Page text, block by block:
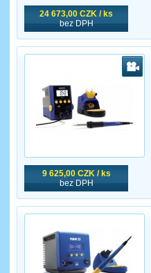
24 673,00 CZK / ks
bez DPH
9 625,00 CZK / ks
bez DPH